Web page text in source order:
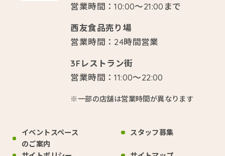
営業時間：10:00～21:00まで
西友食品売り場
営業時間：24時間営業
3Fレストラン街
営業時間：11:00～22:00
※一部の店舗は営業時間が異なります
イベントスペース
のご案内
スタッフ募集